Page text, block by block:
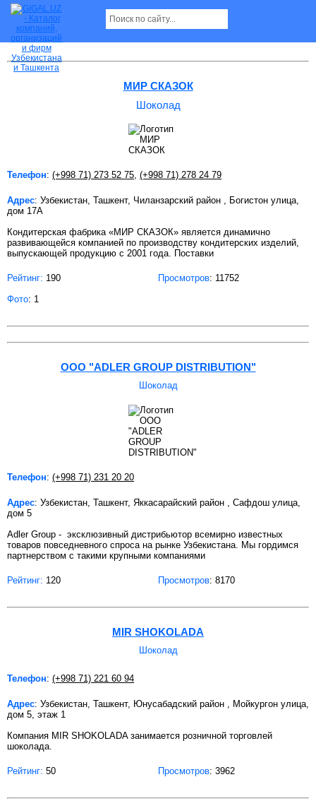
Шоколад в Ташкенте
МИР СКАЗОК
Шоколад
Телефон: (+998 71) 273 52 75 (+998 71) 278 24 79
Адрес: Узбекистан, Ташкент, Чиланзарский район , Богистон улица,
дом 17А
Кондитерская фабрика «МИР СКАЗОК» является динамично
развивающейся компанией по производству кондитерских изделий,
выпускающей продукцию с 2001 года. Поставки
Рейтинг: 190 Просмотров: 11752
Фото: 1
OOO "ADLER GROUP DISTRIBUTION"
Шоколад
Телефон: (+998 71) 231 20 20
Адрес: Узбекистан, Ташкент, Яккасарайский район , Сафдош улица,
дом 5
Adler Group - эксклюзивный дистрибьютор всемирно известных
товаров повседневного спроса на рынке Узбекистана. Мы гордимся
партнерством с такими крупными компаниями
Рейтинг: 120 Просмотров: 8170
MIR SHOKOLADA
Шоколад
Телефон: (+998 71) 221 60 94
Адрес: Узбекистан, Ташкент, Юнусабадский район , Мойкургон улица,
дом 5, этаж 1
Компания MIR SHOKOLADA занимается розничной торговлей
шоколада.
Рейтинг: 50 Просмотров: 3962